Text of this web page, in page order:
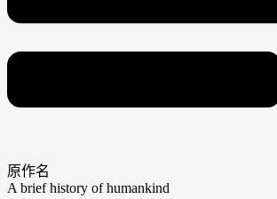
原作名
A brief history of humankind